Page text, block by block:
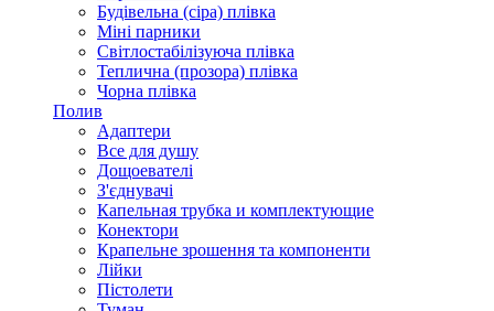
Будівельна (сіра) плівка
Міні парники
Світлостабілізуюча плівка
Теплична (прозора) плівка
Чорна плівка
Полив
Адаптери
Все для душу
Дощоевателі
З'єднувачі
Капельная трубка и комплектующие
Конектори
Крапельне зрошення та компоненти
Лійки
Пістолети